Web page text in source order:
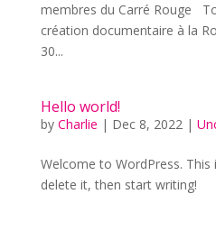
membres du Carré Rouge
création documentaire à la
30...
Hello world!
by Charlie | Dec 8, 2022|
Welcome to WordPress.
delete it, then start writing!